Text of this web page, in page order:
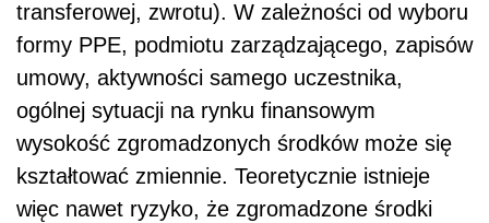
transferowej, zwrotu). W zależności od wyboru
formy PPE, podmiotu zarządzającego, zapisów
umowy, aktywności samego uczestnika,
ogólnej sytuacji na rynku finansowym
wysokość zgromadzonych środków może się
kształtować zmiennie. Teoretycznie istnieje
więc nawet ryzyko, że zgromadzone środki